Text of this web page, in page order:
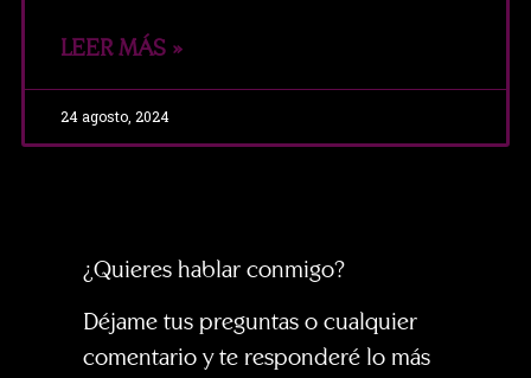
LEER MÁS »
24 agosto, 2024
¿Quieres hablar conmigo?
Déjame tus preguntas o cualquier
comentario y te responderé lo más